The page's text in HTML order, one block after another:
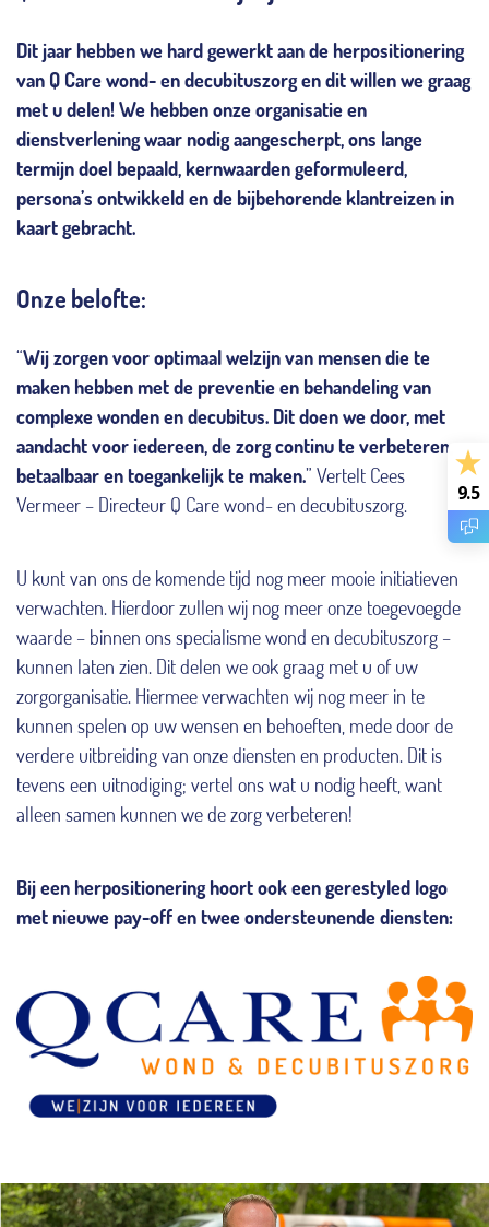
9.5
Dit jaar hebben we hard gewerkt aan de herpositionering
van Q Care wond- en decubituszorg en dit willen we graag
met u delen! We hebben onze organisatie en
dienstverlening waar nodig aangescherpt, ons lange
termijn doel bepaald, kernwaarden geformuleerd,
persona’s ontwikkeld en de bijbehorende klantreizen in
kaart gebracht.
Onze belofte:
“Wij zorgen voor optimaal welzijn van mensen die te
maken hebben met de preventie en behandeling van
complexe wonden en decubitus. Dit doen we door, met
aandacht voor iedereen, de zorg continu te verbeteren,
betaalbaar en toegankelijk te maken.” Vertelt Cees
Vermeer – Directeur Q Care wond- en decubituszorg.
U kunt van ons de komende tijd nog meer mooie initiatieven
verwachten. Hierdoor zullen wij nog meer onze toegevoegde
waarde – binnen ons specialisme wond en decubituszorg –
kunnen laten zien. Dit delen we ook graag met u of uw
zorgorganisatie. Hiermee verwachten wij nog meer in te
kunnen spelen op uw wensen en behoeften, mede door de
verdere uitbreiding van onze diensten en producten. Dit is
tevens een uitnodiging; vertel ons wat u nodig heeft, want
alleen samen kunnen we de zorg verbeteren!
Bij een herpositionering hoort ook een gerestyled logo
met nieuwe pay-off en twee ondersteunende diensten: